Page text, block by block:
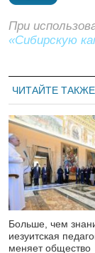
При
«Сибирскую
ЧИТАЙТЕ ТАКЖЕ
Больше, чем
иезуитская
меняет общество